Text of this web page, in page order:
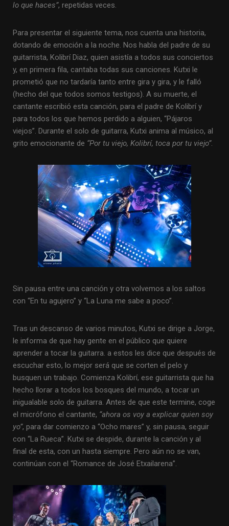
lo que haces”, repetidas veces.
Para presentar el siguiente tema, nos cuenta una historia,
dotando de emoción a la noche. Nos habla del padre de su
guitarrista, Kolibrí Diaz, quien asistía a todos sus conciertos
y, en primera fila, cantaba todas sus canciones. Kutxi le
prometió que no tardaría tanto entre gira y gira, y le falló
(hecho del que todos somos testigos). A su muerte, el
cantante escribió esta canción, para el padre de Kolibrí y
para todos los que hemos perdido a alguien, “Pájaros
viejos”. Durante el solo de guitarra, Kutxi anima al músico, al
grito emocionante de “Por tu viejo, Kolibrí, toca por tu viejo”.
Sin pausa entre una canción y otra volvemos a los saltos
con “En tu agujero” y “La Luna me sabe a poco”.
Tras un descanso de varios minutos, Kutxi se dirige a Jorge,
le informa de que hay gente en el público que quiere
aprender a tocar la guitarra. a estos les dice que después de
escuchar esto, lo mejor será que se corten el pelo y
busquen un trabajo. Comienza Kolibrí, ese guitarrista que ha
hecho llorar a todos los bosques del mundo, a tocar un
inigualable solo de guitarra. Antes de que este termine, coge
el micrófono el cantante, “ahora os voy a explicar quien soy
yo”, para dar comienzo a “Ocho mares” y, sin pausa, seguir
con “La Rueca”. Kutxi se despide, durante la canción y al
final de esta, con un hasta siempre. Pero aún no se van,
continúan con el “Romance de José Etxailarena”.